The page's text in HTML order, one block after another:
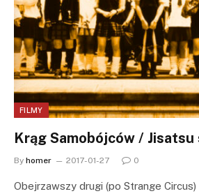
FILMY
Krąg Samobójców / Jisatsu
By homer 2017-01-27 0
Obejrzawszy drugi (po Strange